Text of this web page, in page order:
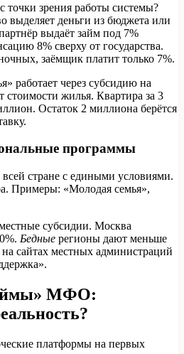
точки зрения работы системы?
выделяет деньги из бюджета или
выдаёт займ под 7%
8% сверху от государства.
заёмщик платит только 7%.
работает через субсидию на
жилья. Квартира за 3
Остаток 2 миллиона берётся
программы
стране с едиными условиями.
Примеры: «Молодая семья»,
субсидии. Москва
Бедные регионы дают меньше
сайтах местных администраций
МФО:
платформы на первых